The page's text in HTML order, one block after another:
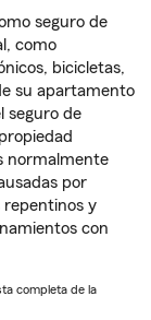
seguro de
como
bicicletas,
su apartamento
seguro de
normalmente
por
repentinos y
con
completa de la